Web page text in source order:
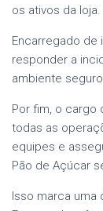
os ativos da loja.
Encarregado de
responder a
ambiente
Por fim, o cargo
todas as
equipes e
Pão de Açúcar
Isso marca